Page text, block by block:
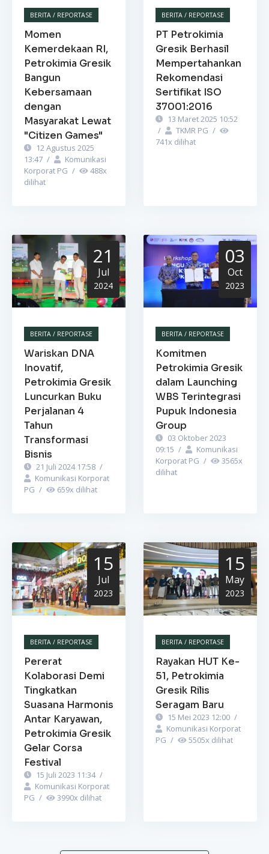
BERITA / REPORTASE
Momen
Kemerdekaan RI,
Petrokimia Gresik
Bangun
Kebersamaan
dengan
Masyarakat Lewat
"Citizen Games"
12 Agustus 2025
13:47 /
Komunikasi
Korporat PG / 488x
dilihat
BERITA / REPORTASE
PT Petrokimia
Gresik Berhasil
Mempertahankan
Rekomendasi
Sertifikat ISO
37001:2016
13 Maret 2025 10:52
/
TKMR PG /
741x dilihat
21
Jul
2024
BERITA / REPORTASE
Wariskan DNA
Inovatif,
Petrokimia Gresik
Luncurkan Buku
Perjalanan 4
Tahun
Transformasi
Bisnis
21 Juli 2024 17:58 /
Komunikasi Korporat
PG / 659x dilihat
03
Oct
2023
BERITA / REPORTASE
Komitmen
Petrokimia Gresik
dalam Launching
WBS Terintegrasi
Pupuk Indonesia
Group
03 Oktober 2023
09:15 /
Komunikasi
Korporat PG / 3565x
dilihat
15
Jul
2023
BERITA / REPORTASE
Pererat
Kolaborasi Demi
Tingkatkan
Suasana Harmonis
Antar Karyawan,
Petrokimia Gresik
Gelar Corsa
Festival
15 Juli 2023 11:34 /
Komunikasi Korporat
PG / 3990x dilihat
15
May
2023
BERITA / REPORTASE
Rayakan HUT Ke-
51, Petrokimia
Gresik Rilis
Seragam Baru
15 Mei 2023 12:00 /
Komunikasi Korporat
PG / 5505x dilihat